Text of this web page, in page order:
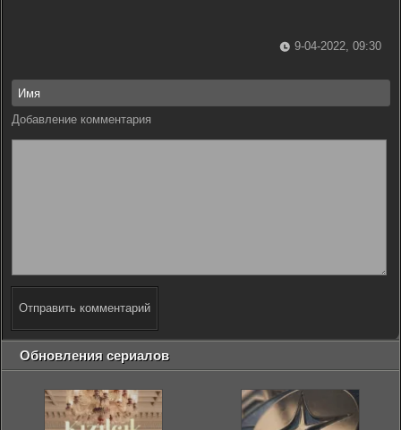
9-04-2022, 09:30
Добавление комментария
Отправить комментарий
Обновления сериалов